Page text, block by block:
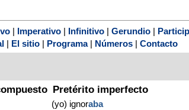
Imperativo Infinitivo Gerundio
El sitio Programa| Números Contacto
Pretérito imperfecto
(yo) ignoraba